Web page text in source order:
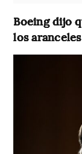
Boeing dijo
los